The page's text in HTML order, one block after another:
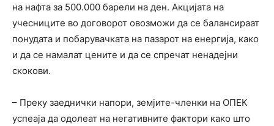
на нафта за 500.000 барели на ден. Акцијата на
учесниците во договорот овозможи да се балансираат
понудата и побарувачката на пазарот на енергија, како
и да се намалат цените и да се спречат ненадејни
скокови.
– Преку заеднички напори, земјите-членки на ОПЕК
успеаја да одолеат на негативните фактори како што